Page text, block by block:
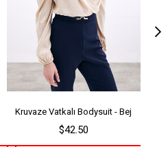
Kruvaze Vatkalı Bodysuit - Bej
$42.50